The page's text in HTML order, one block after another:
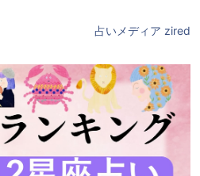
占いメディア zired